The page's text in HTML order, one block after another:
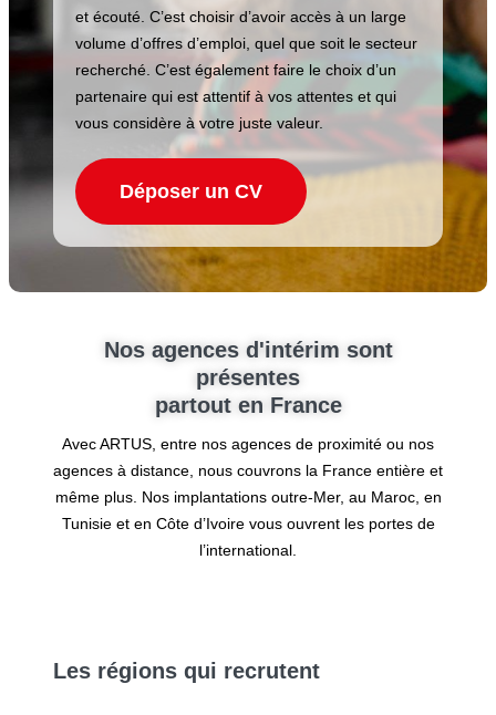
et écouté. C’est choisir d’avoir accès à un large
volume d’offres d’emploi, quel que soit le secteur
recherché. C’est également faire le choix d’un
partenaire qui est attentif à vos attentes et qui
vous considère à votre juste valeur.
Déposer un CV
Nos agences d'intérim sont
présentes
partout en France
Avec ARTUS, entre nos agences de proximité ou nos
agences à distance, nous couvrons la France entière et
même plus. Nos implantations outre-Mer, au Maroc, en
Tunisie et en Côte d’Ivoire vous ouvrent les portes de
l’international.
Les régions qui recrutent